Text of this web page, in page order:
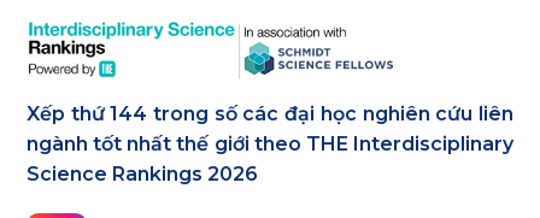
Xếp thứ 144 trong số các đại học nghiên cứu liên
ngành tốt nhất thế giới theo THE Interdisciplinary
Science Rankings 2026